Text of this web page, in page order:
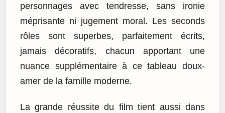
personnages avec tendresse, sans ironie
méprisante ni jugement moral. Les seconds
rôles sont superbes, parfaitement écrits,
jamais décoratifs, chacun apportant une
nuance supplémentaire à ce tableau doux-
amer de la famille moderne.
La grande réussite du film tient aussi dans